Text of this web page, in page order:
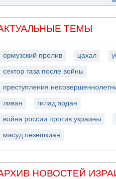
ТЕМЫ
ормузский пролив цахал
сектор газа после войны
преступления
ливан гилад эрдан
война россии против украины
масуд пезешкиан
НОВОСТЕЙ